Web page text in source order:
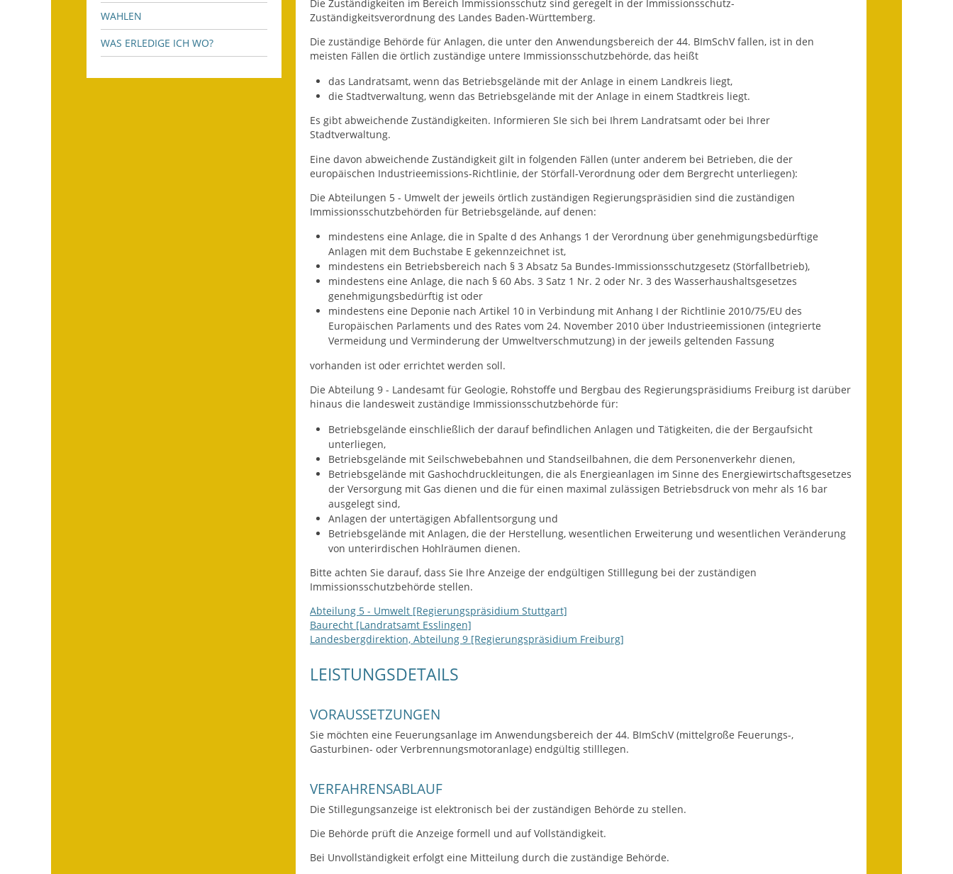
Mitteilungsblatt
Nachhaltigkeitsbericht
Schadensmeldung
Landesstraße
Kreisstraße
Ausweichfahrplan
Buslinie 168
Rathaus
Bauhof Notzingen
Beratungsstellen im
Dienstleistungen
Sitzungsberichte 2016
WAHLEN
WAS ERLEDIGE ICH WO?
Die Zuständigkeiten im Bereich Immissionsschutz sind geregelt in der Immissionsschutz-
Zuständigkeitsverordnung des Landes Baden-Württemberg.
Die zuständige Behörde für Anlagen, die unter den Anwendungsbereich der 44. BImSchV fallen, ist in den
meisten Fällen die örtlich zuständige untere Immissionsschutzbehörde, das heißt
das Landratsamt, wenn das Betriebsgelände mit der Anlage in einem Landkreis liegt,
die Stadtverwaltung, wenn das Betriebsgelände mit der Anlage in einem Stadtkreis liegt.
Es gibt abweichende Zuständigkeiten. Informieren SIe sich bei Ihrem Landratsamt oder bei Ihrer
Stadtverwaltung.
Eine davon abweichende Zuständigkeit gilt in folgenden Fällen (unter anderem bei Betrieben, die der
europäischen Industrieemissions-Richtlinie, der Störfall-Verordnung oder dem Bergrecht unterliegen):
Die Abteilungen 5 - Umwelt der jeweils örtlich zuständigen Regierungspräsidien sind die zuständigen
Immissionsschutzbehörden für Betriebsgelände, auf denen:
mindestens eine Anlage, die in Spalte d des Anhangs 1 der Verordnung über genehmigungsbedürftige
Anlagen mit dem Buchstabe E gekennzeichnet ist,
mindestens ein Betriebsbereich nach § 3 Absatz 5a Bundes-Immissionsschutzgesetz (Störfallbetrieb),
mindestens eine Anlage, die nach § 60 Abs. 3 Satz 1 Nr. 2 oder Nr. 3 des Wasserhaushaltsgesetzes
genehmigungsbedürftig ist oder
mindestens eine Deponie nach Artikel 10 in Verbindung mit Anhang I der Richtlinie 2010/75/EU des
Europäischen Parlaments und des Rates vom 24. November 2010 über Industrieemissionen (integrierte
Vermeidung und Verminderung der Umweltverschmutzung) in der jeweils geltenden Fassung
vorhanden ist oder errichtet werden soll.
Die Abteilung 9 - Landesamt für Geologie, Rohstoffe und Bergbau des Regierungspräsidiums Freiburg ist darüber
hinaus die landesweit zuständige Immissionsschutzbehörde für:
Betriebsgelände einschließlich der darauf befindlichen Anlagen und Tätigkeiten, die der Bergaufsicht
unterliegen,
Betriebsgelände mit Seilschwebebahnen und Standseilbahnen, die dem Personenverkehr dienen,
Betriebsgelände mit Gashochdruckleitungen, die als Energieanlagen im Sinne des Energiewirtschaftsgesetzes
der Versorgung mit Gas dienen und die für einen maximal zulässigen Betriebsdruck von mehr als 16 bar
ausgelegt sind,
Anlagen der untertägigen Abfallentsorgung und
Betriebsgelände mit Anlagen, die der Herstellung, wesentlichen Erweiterung und wesentlichen Veränderung
von unterirdischen Hohlräumen dienen.
Bitte achten Sie darauf, dass Sie Ihre Anzeige der endgültigen Stilllegung bei der zuständigen
Immissionsschutzbehörde stellen.
Abteilung 5 - Umwelt [Regierungspräsidium Stuttgart]
Baurecht [Landratsamt Esslingen]
Landesbergdirektion, Abteilung 9 [Regierungspräsidium Freiburg]
LEISTUNGSDETAILS
VORAUSSETZUNGEN
Sie möchten eine Feuerungsanlage im Anwendungsbereich der 44. BImSchV (mittelgroße Feuerungs-,
Gasturbinen- oder Verbrennungsmotoranlage) endgültig stilllegen.
VERFAHRENSABLAUF
Die Stillegungsanzeige ist elektronisch bei der zuständigen Behörde zu stellen.
Die Behörde prüft die Anzeige formell und auf Vollständigkeit.
Bei Unvollständigkeit erfolgt eine Mitteilung durch die zuständige Behörde.